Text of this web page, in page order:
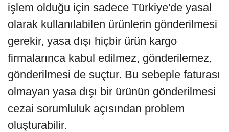
işlem olduğu için sadece Türkiye'de yasal
olarak kullanılabilen ürünlerin gönderilmesi
gerekir, yasa dışı hiçbir ürün kargo
firmalarınca kabul edilmez, gönderilemez,
gönderilmesi de suçtur. Bu sebeple faturası
olmayan yasa dışı bir ürünün gönderilmesi
cezai sorumluluk açısından problem
oluşturabilir.